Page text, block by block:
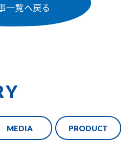
一覧へ戻る
MEDIA PRODUCT